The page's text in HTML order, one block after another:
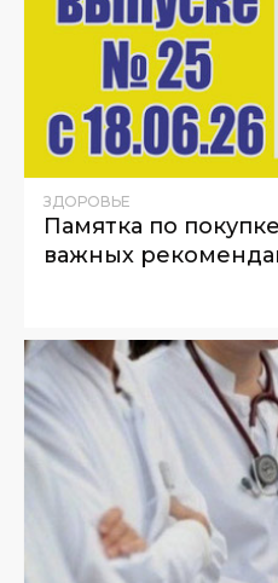
ЗДОРОВЬЕ
Памятка по
важных